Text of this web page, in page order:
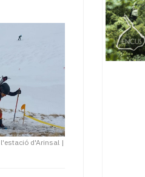
d'Arinsal |